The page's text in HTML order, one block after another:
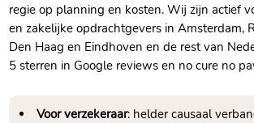
regie op planning en kosten.​ Wij zijn actief
en zakelijke opdrachtgevers in Amsterdam,
Den Haag en Eindhoven en de rest van
5 sterren in Google reviews en no cure no
Voor verzekeraar: helder causaal